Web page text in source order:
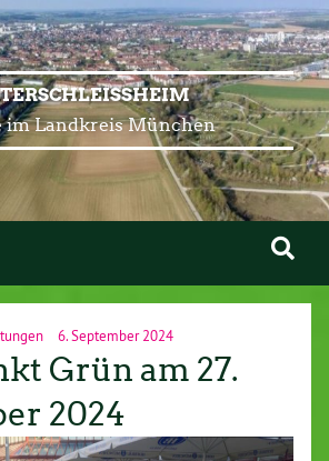
im Landkreis München
6. September 2024
Grün am 27.
2024